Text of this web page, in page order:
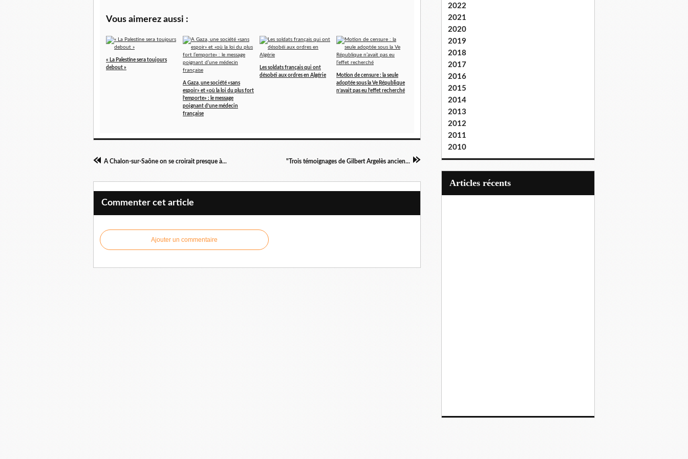
Vous aimerez aussi :
« La Palestine sera toujours
debout »
A Gaza, une société «sans
espoir» et «où la loi du plus fort
l’emporte» : le message
poignant d’une médecin
française
Les soldats français qui ont
désobéi aux ordres en Algérie
Motion de censure : la seule
adoptée sous la Ve République
n’avait pas eu l’effet recherché
A Chalon-sur-Saône on se croirait presque à... "Trois témoignages de Gilbert Argelès ancien...
Commenter cet article
Ajouter un commentaire
2022
2021
2020
2019
2018
2017
2016
2015
2014
2013
2012
2011
2010
articles récents